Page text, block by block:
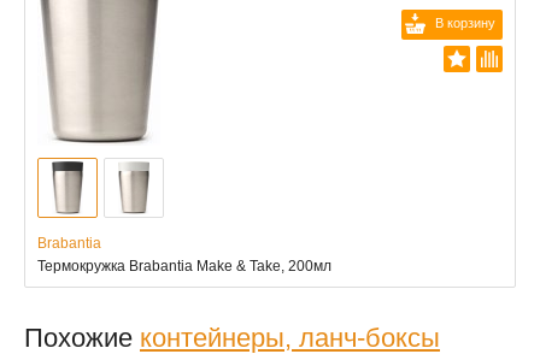
В корзину
Brabantia
Термокружка Brabantia Make & Take, 200мл
Похожие контейнеры, ланч-боксы